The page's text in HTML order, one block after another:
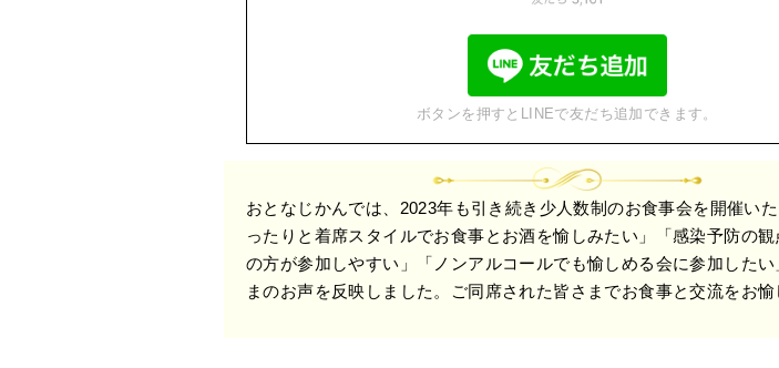
ボタンを押すとLINEで友だち追加できます。
おとなじかんでは、2023年も引き続き少人数制のお食事会を開催い
ったりと着席スタイルでお食事とお酒を愉しみたい」「感染予防の観
の方が参加しやすい」「ノンアルコールでも愉しめる会に参加したい
まのお声を反映しました。ご同席された皆さまでお食事と交流をお愉